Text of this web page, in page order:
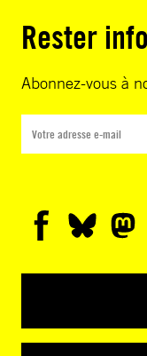
Rester
Abonnez-vous à